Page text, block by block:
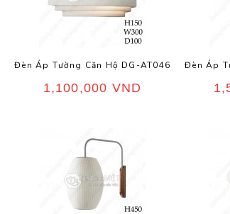
Đèn Áp Tường Căn Hộ DG-AT046
1,100,000 VND
Đèn Áp